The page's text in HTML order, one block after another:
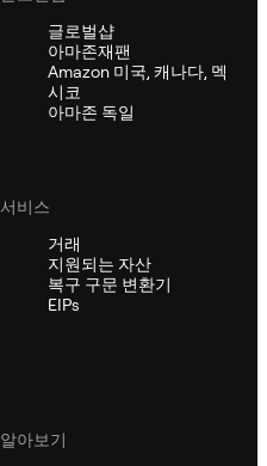
글로벌샵
아마존재팬
Amazon 미국, 캐나다, 멕
시코
아마존 독일
서비스
거래
지원되는 자산
복구 구문 변환기
EIPs
알아보기